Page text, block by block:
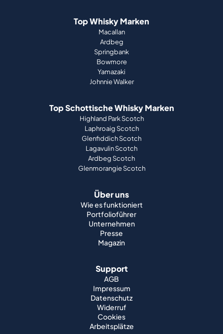
Top Whisky Marken
Macallan
Ardbeg
Springbank
Bowmore
Yamazaki
Johnnie Walker
Top Schottische Whisky Marken
Highland Park Scotch
Laphroaig Scotch
Glenfiddich Scotch
Lagavulin Scotch
Ardbeg Scotch
Glenmorangie Scotch
Über uns
Wie es funktioniert
Portfolioführer
Unternehmen
Presse
Magazin
Support
AGB
Impressum
Datenschutz
Widerruf
Cookies
Arbeitsplätze